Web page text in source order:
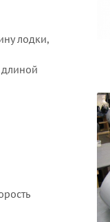
лодки,
длиной